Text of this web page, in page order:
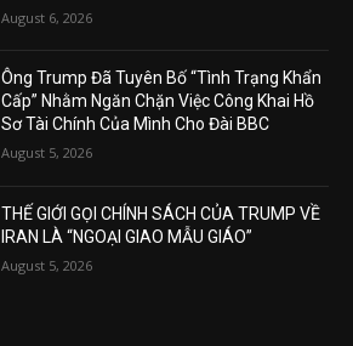
August 6, 2026
Ông Trump Đã Tuyên Bố “Tình Trạng Khẩn
Cấp” Nhằm Ngăn Chặn Việc Công Khai Hồ
Sơ Tài Chính Của Mình Cho Đài BBC
August 5, 2026
THẾ GIỚI GỌI CHÍNH SÁCH CỦA TRUMP VỀ
IRAN LÀ “NGOẠI GIAO MẪU GIÁO”
August 5, 2026